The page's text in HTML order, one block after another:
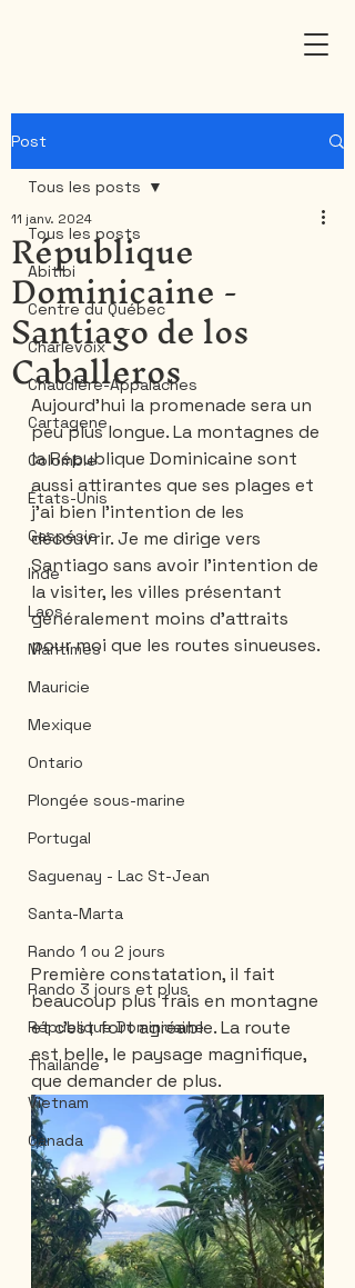
Post
Tous les posts
Abitibi
Centre du Québec
Charlevoix
Chaudière-Appalaches
Cartagene
Colombie
États-Unis
Gaspésie
Inde
Laos
Maritimes
Mauricie
Mexique
Ontario
Plongée sous-marine
Portugal
Saguenay - Lac St-Jean
Santa-Marta
Rando 1 ou 2 jours
Rando 3 jours et plus
République Dominicaine
Thailande
Vietnam
Canada
Tous les posts
République
Dominicaine -
Santiago de los
Caballeros
11 janv. 2024
Aujourd'hui la promenade sera un
peu plus longue. La montagnes de
la République Dominicaine sont
aussi attirantes que ses plages et
j'ai bien l'intention de les
découvrir. Je me dirige vers
Santiago sans avoir l'intention de
la visiter, les villes présentant
généralement moins d'attraits
pour moi que les routes sinueuses.
Première constatation, il fait
beaucoup plus frais en montagne
et c'est fort agréable. La route
est belle, le paysage magnifique,
que demander de plus.